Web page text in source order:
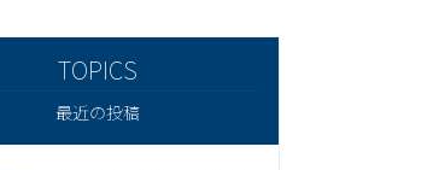
最近の投稿